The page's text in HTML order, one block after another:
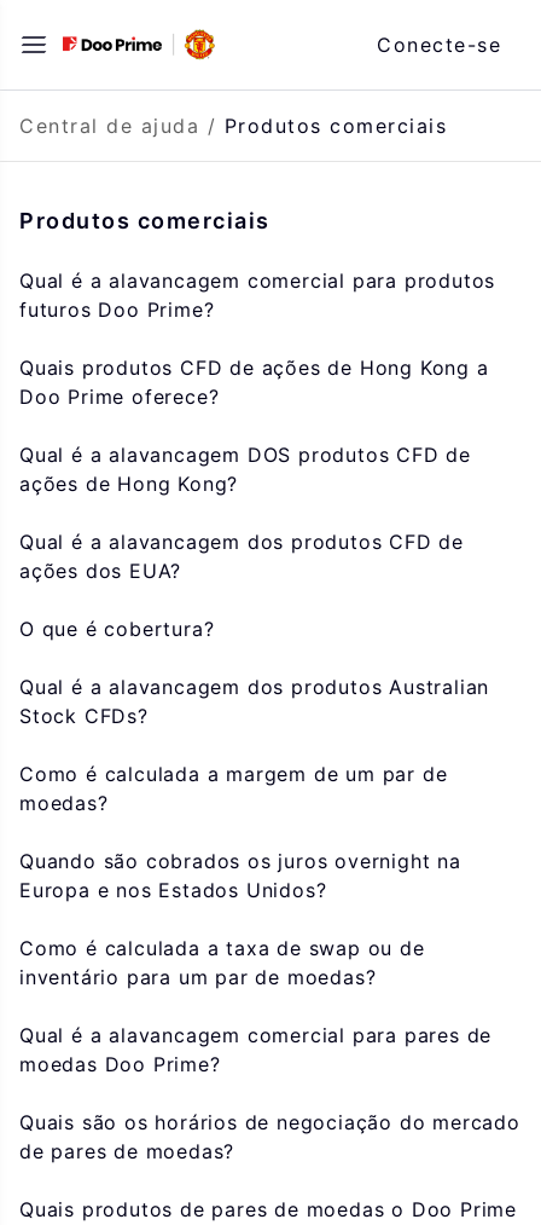
para
o
conteúdo
Conecte-se
Central de ajuda / Produtos comerciais
Produtos comerciais
Qual é a alavancagem comercial para produtos
futuros Doo Prime?
Quais produtos CFD de ações de Hong Kong a
Doo Prime oferece?
Qual é a alavancagem DOS produtos CFD de
ações de Hong Kong?
Qual é a alavancagem dos produtos CFD de
ações dos EUA?
O que é cobertura?
Qual é a alavancagem dos produtos Australian
Stock CFDs?
Como é calculada a margem de um par de
moedas?
Quando são cobrados os juros overnight na
Europa e nos Estados Unidos?
Como é calculada a taxa de swap ou de
inventário para um par de moedas?
Qual é a alavancagem comercial para pares de
moedas Doo Prime?
Quais são os horários de negociação do mercado
de pares de moedas?
Quais produtos de pares de moedas o Doo Prime